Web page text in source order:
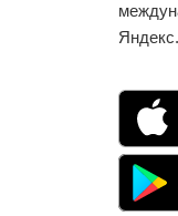
Яндекс.